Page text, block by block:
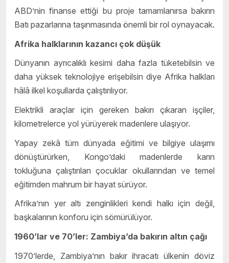
ABD’nin finanse ettiği bu proje tamamlanırsa bakırın
Batı pazarlarına taşınmasında önemli bir rol oynayacak.
Afrika halklarının kazancı çok düşük
Dünyanın ayrıcalıklı kesimi daha fazla tüketebilsin ve
daha yüksek teknolojiye erişebilsin diye Afrika halkları
hâlâ ilkel koşullarda çalıştırılıyor.
Elektrikli araçlar için gereken bakırı çıkaran işçiler,
kilometrelerce yol yürüyerek madenlere ulaşıyor.
Yapay zekâ tüm dünyada eğitimi ve bilgiye ulaşımı
dönüştürürken, Kongo’daki madenlerde karın
tokluğuna çalıştırılan çocuklar okullarından ve temel
eğitimden mahrum bir hayat sürüyor.
Afrika’nın yer altı zenginlikleri kendi halkı için değil,
başkalarının konforu için sömürülüyor.
1960’lar ve 70’ler: Zambiya’da bakırın altın çağı
1970’lerde, Zambiya’nın bakır ihracatı ülkenin döviz